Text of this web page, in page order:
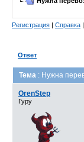
Регистрация | Справка |
Ответ
Тема : Нужна
OrenStep
Гуру